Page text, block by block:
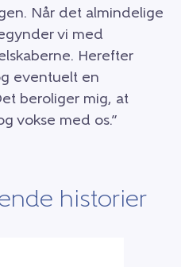
Når det almindelige
vi med
Herefter
eventuelt en
beroliger mig, at
vokse med os.”
historier